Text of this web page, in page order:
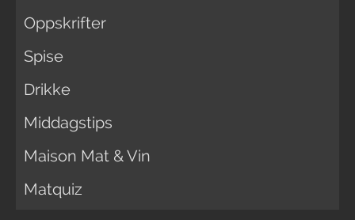
Oppskrifter
Spise
Drikke
Middagstips
Maison Mat & Vin
Matquiz